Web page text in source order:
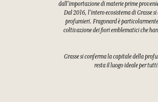
dall'importazione di materie prime
Dal 2016, l'intero ecosistema di Grasse
profumieri. Fragonard è
coltivazione dei fiori emblematici che
Grasse si conferma la capitale della
resta il luogo ideale per